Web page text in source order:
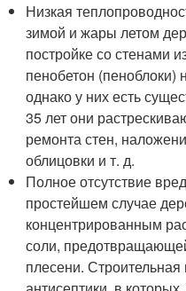
Низкая
зимой и жары летом
постройке со стенами
пенобетон (пеноблоки)
однако у них есть
35 лет они
ремонта стен,
облицовки и т. д.
Полное отсутствие
простейшем случае
концентрированным
соли,
плесени.